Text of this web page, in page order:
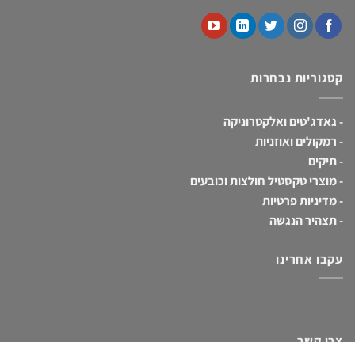
קטגוריות נבחרות
-גאדג'טים ואלקטרוניקה
-רמקולים ואוזניות
-תיקים
-מוצרי טקסטיל חולצות וכובעים
-מדיניות פרטיות
-תצהיר הנגשה
עקבו אחרינו